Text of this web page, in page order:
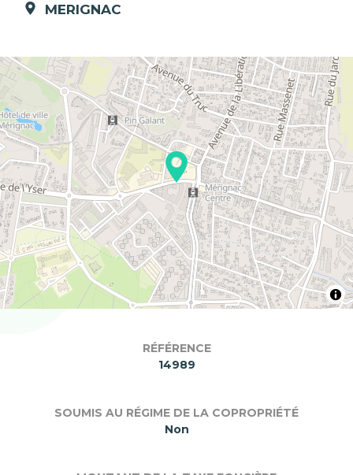
MERIGNAC
RÉFÉRENCE
14989
SOUMIS AU RÉGIME DE LA COPROPRIÉTÉ
Non